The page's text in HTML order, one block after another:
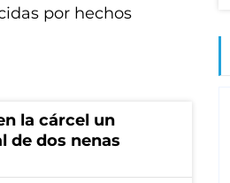
por hechos
la cárcel un
de dos nenas